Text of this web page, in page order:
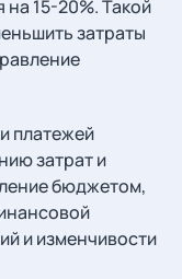
15-20%. Такой
затраты
платежей
затрат и
бюджетом,
и изменчивости